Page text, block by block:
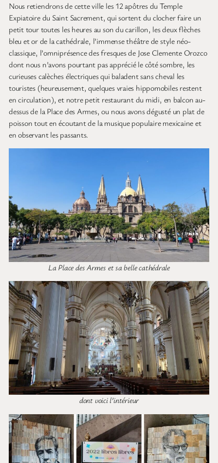
Nous retiendrons de cette ville les 12 apôtres du Temple
Expiatoire du Saint Sacrement, qui sortent du clocher faire un
petit tour toutes les heures au son du carillon, les deux flèches
bleu et or de la cathédrale, l’immense théâtre de style néo-
classique, l’omniprésence des fresques de Jose Clemente Orozco
dont nous n’avons pourtant pas apprécié le côté sombre, les
curieuses calèches électriques qui baladent sans cheval les
touristes (heureusement, quelques vraies hippomobiles restent
en circulation), et notre petit restaurant du midi, en balcon au-
dessus de la Place des Armes, ou nous avons dégusté un plat de
poisson tout en écoutant de la musique populaire mexicaine et
en observant les passants.
La Place des Armes et sa belle cathédrale
dont voici l’intérieur